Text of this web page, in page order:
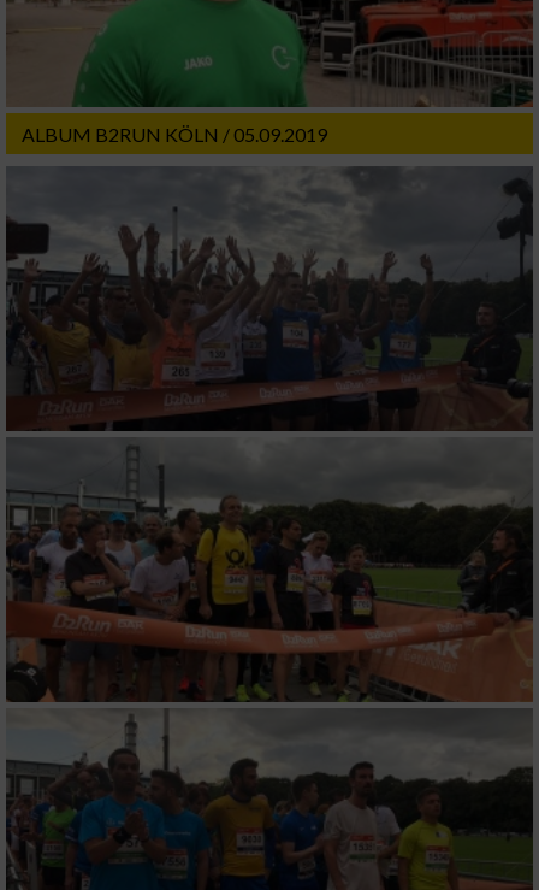
ALBUM B2RUN KÖLN / 05.09.2019
IAB-Verarbeitungszwecke:
Speichern von oder Zugriff auf Informationen
auf einem Endgerät
Verwendung reduzierter Daten zur Auswahl
von Werbeanzeigen
Werbung
Verwendung von Profilen zur Auswahl
personalisierter Werbung
Erstellung von Profilen zur Personalisierung
Verwendung von Profilen zur Auswahl
personalisierter Inhalte
Messung der Werbeleistung
Messung der Performance von Inhalten
Analyse von Zielgruppen durch Statistiken
verschiedenen Quellen
Entwicklung und Verbesserung der Angebote
Verwendung reduzierter Daten zur Auswahl
von Inhalten
IAB-Besonderheiten: